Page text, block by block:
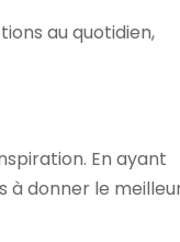
au quotidien,
En ayant
à donner le